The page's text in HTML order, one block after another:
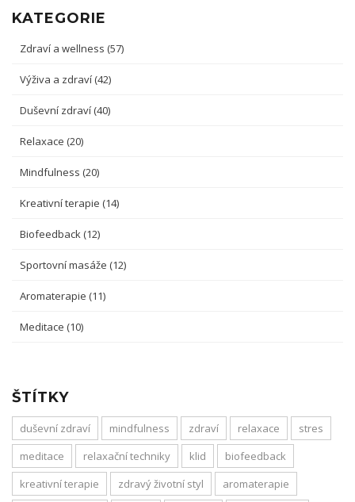
KATEGORIE
Zdraví a wellness (57)
Výživa a zdraví (42)
Duševní zdraví (40)
Relaxace (20)
Mindfulness (20)
Kreativní terapie (14)
Biofeedback (12)
Sportovní masáže (12)
Aromaterapie (11)
Meditace (10)
ŠTÍTKY
duševní zdraví mindfulness zdraví relaxace
stres
meditace
relaxační techniky klid
biofeedback
kreativní terapie
zdravý životní styl
aromaterapie